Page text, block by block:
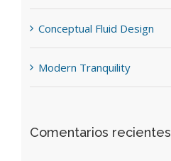
Conceptual Fluid Design
Modern Tranquility
Comentarios recientes